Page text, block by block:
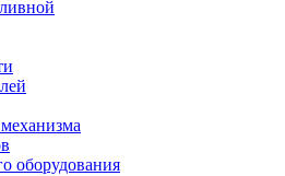
оборудования